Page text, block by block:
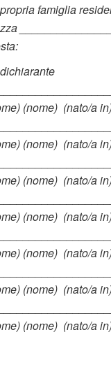
famiglia
(nome) (nato/a
(nome) (nato/a
(nome) (nato/a
(nome) (nato/a
(nome) (nato/a
(nome) (nato/a
(nome) (nato/a